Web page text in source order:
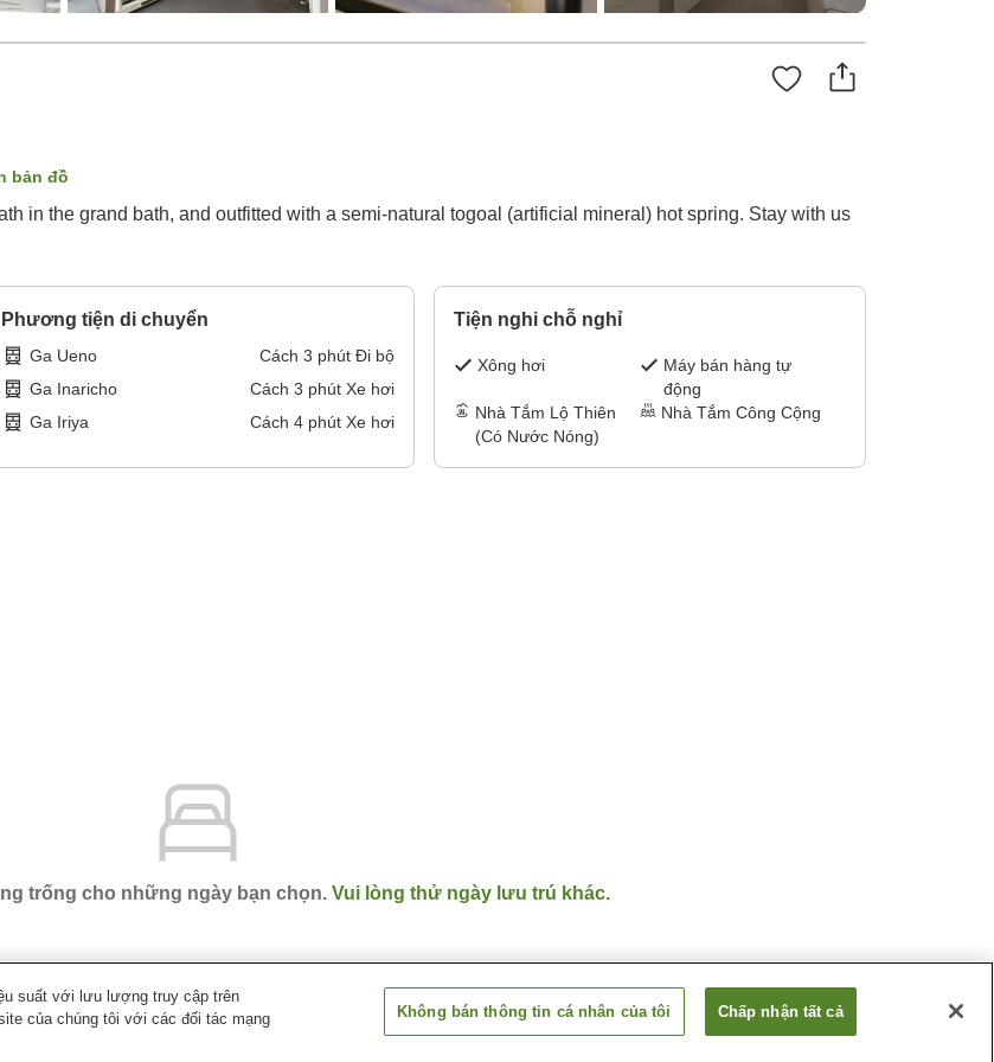
bản đồ
in the grand bath, and outfitted with a semi-natural togoal (artificial mineral) hot spring. Stay with us
Phương tiện di chuyển
Ga Ueno Cách 3 phút Đi bộ
Ga Inaricho
Cách 3 phút Xe hơi
Ga Iriya
Cách 4phút Xe hơi
Tiện nghi chỗ nghỉ
Xông hơi
Máy bán hàng tự
động
Nhà Tắm Lộ Thiên
(Có Nước Nóng)
Nhà Tắm Công Cộng
trống cho những ngày bạn chọn. Vui lòng thử ngày lưu trú khác.
& Capsule Hotel Hokuo
suất với lưu lượng truy cập trên
của chúng tôi với các đối tác mạng
Không bán thông tin cá nhân của tôi Chấp nhận tất cả